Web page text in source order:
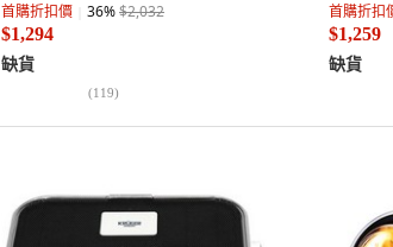
首購折扣價 36%$2,032
$1,294
缺貨
(119)
首購折扣
$1,259
缺貨